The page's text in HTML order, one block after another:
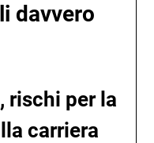
davvero
rischi per la
carriera